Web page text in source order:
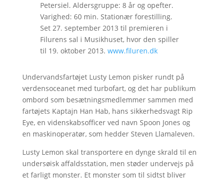
Petersiel. Aldersgruppe: 8 år og opefter.
Varighed: 60 min. Stationær forestilling.
Set 27. september 2013 til premieren i
Filurens sal i Musikhuset, hvor den spiller
til 19. oktober 2013. www.filuren.dk
Undervandsfartøjet Lusty Lemon pisker rundt på
verdensoceanet med turbofart, og det har publikum
ombord som besætningsmedlemmer sammen med
fartøjets Kaptajn Han Hab, hans sikkerhedsvagt Rip
Eye, en videnskabsofficer ved navn Spoon Jones og
en maskinoperatør, som hedder Steven Llamaleven.
Lusty Lemon skal transportere en dynge skrald til en
undersøisk affaldsstation, men støder undervejs på
et farligt monster. Et monster som til sidtst bliver